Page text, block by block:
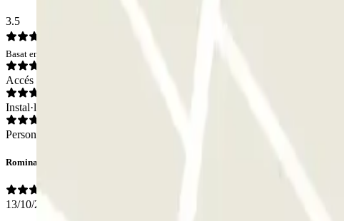
3.5
Basat en 2 opinions
Accés
Instal·lacions
Personal
Romina
13/10/2025